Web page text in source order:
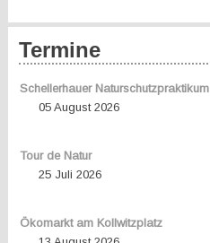
Termine
Schellerhauer Naturschutzpraktikum
05 August 2026
Tour de Natur
25 Juli 2026
Ökomarkt am Kollwitzplatz